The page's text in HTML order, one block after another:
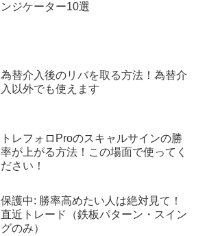
ンジケーター10選
為替介入後のリバを取る方法！為替介
入以外でも使えます
トレフォロProのスキャルサインの勝
率が上がる方法！この場面で使ってく
ださい！
保護中: 勝率高めたい人は絶対見て！
直近トレード（鉄板パターン・スイン
グのみ）